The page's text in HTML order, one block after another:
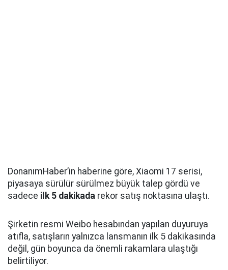
DonanımHaber’in haberine göre, Xiaomi 17 serisi,
piyasaya sürülür sürülmez büyük talep gördü ve
sadece ilk 5 dakikada rekor satış noktasına ulaştı.
Şirketin resmi Weibo hesabından yapılan duyuruya
atıfla, satışların yalnızca lansmanın ilk 5 dakikasında
değil, gün boyunca da önemli rakamlara ulaştığı
belirtiliyor.